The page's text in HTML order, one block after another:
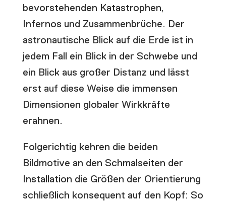
bevorstehenden Katastrophen,
Infernos und Zusammenbrüche. Der
astronautische Blick auf die Erde ist in
jedem Fall ein Blick in der Schwebe und
ein Blick aus großer Distanz und lässt
erst auf diese Weise die immensen
Dimensionen globaler Wirkkräfte
erahnen.
Folgerichtig kehren die beiden
Bildmotive an den Schmalseiten der
Installation die Größen der Orientierung
schließlich konsequent auf den Kopf: So